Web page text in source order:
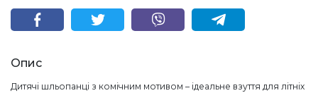
Опис
Дитячі шльопанці з комічним мотивом – ідеальне взуття для літніх